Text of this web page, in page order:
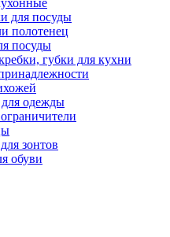
для посуды
полотенец
посуды
губки для кухни
одежды
зонтов
обуви